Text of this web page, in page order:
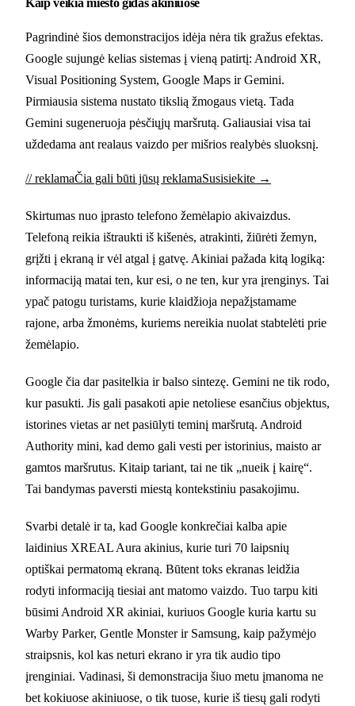
Kaip veikia miesto gidas akiniuose
Pagrindinė šios demonstracijos idėja nėra tik gražus efektas.
Google sujungė kelias sistemas į vieną patirtį: Android XR,
Visual Positioning System, Google Maps ir Gemini.
Pirmiausia sistema nustato tikslią žmogaus vietą. Tada
Gemini sugeneruoja pėsčiųjų maršrutą. Galiausiai visa tai
uždedama ant realaus vaizdo per mišrios realybės sluoksnį.
// reklamaČia gali būti jūsų reklamaSusisiekite →
Skirtumas nuo įprasto telefono žemėlapio akivaizdus.
Telefoną reikia ištraukti iš kišenės, atrakinti, žiūrėti žemyn,
grįžti į ekraną ir vėl atgal į gatvę. Akiniai pažada kitą logiką:
informaciją matai ten, kur esi, o ne ten, kur yra įrenginys. Tai
ypač patogu turistams, kurie klaidžioja nepažįstamame
rajone, arba žmonėms, kuriems nereikia nuolat stabtelėti prie
žemėlapio.
Google čia dar pasitelkia ir balso sintezę. Gemini ne tik rodo,
kur pasukti. Jis gali pasakoti apie netoliese esančius objektus,
istorines vietas ar net pasiūlyti teminį maršrutą. Android
Authority mini, kad demo gali vesti per istorinius, maisto ar
gamtos maršrutus. Kitaip tariant, tai ne tik „nueik į kairę“.
Tai bandymas paversti miestą kontekstiniu pasakojimu.
Svarbi detalė ir ta, kad Google konkrečiai kalba apie
laidinius XREAL Aura akinius, kurie turi 70 laipsnių
optiškai permatomą ekraną. Būtent toks ekranas leidžia
rodyti informaciją tiesiai ant matomo vaizdo. Tuo tarpu kiti
būsimi Android XR akiniai, kuriuos Google kuria kartu su
Warby Parker, Gentle Monster ir Samsung, kaip pažymėjo
straipsnis, kol kas neturi ekrano ir yra tik audio tipo
įrenginiai. Vadinasi, ši demonstracija šiuo metu įmanoma ne
bet kokiuose akiniuose, o tik tuose, kurie iš tiesų gali rodyti